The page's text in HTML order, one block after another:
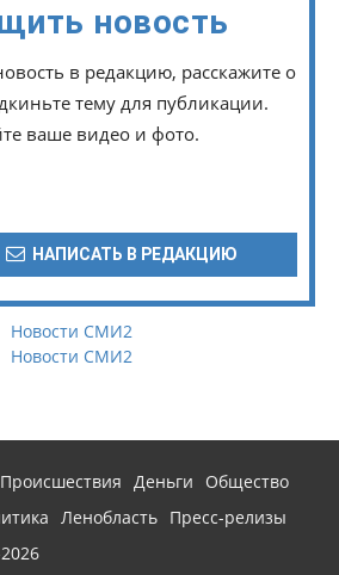
новость
в редакцию, расскажите о
тему для публикации.
ваше видео и фото.
НАПИСАТЬ В РЕДАКЦИЮ
Новости СМИ2
Новости СМИ2
Происшествия Деньги
Общество
Ленобласть Пресс-релизы